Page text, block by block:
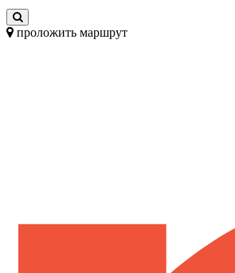
проложить маршрут